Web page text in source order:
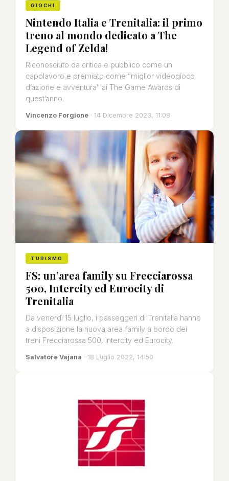
GIOCHI
Nintendo Italia e Trenitalia: il primo
treno al mondo dedicato a The
Legend of Zelda!
Riconosciuto da critica e pubblico come un
capolavoro e premiato come “miglior videogioco
d’azione e avventura” ai The Game Awards di
quest’anno.
Vincenzo Forgione · 14 Dicembre 2023, 11:08
TURISMO
FS: un’area family su Frecciarossa
500, Intercity ed Eurocity di
Trenitalia
Da venerdì 15 luglio, i passeggeri di Trenitalia hanno
a disposizione la nuova area family a bordo dei
treni Frecciarossa 500, Intercity ed Eurocity.
Salvatore Vajana · 18 Luglio 2022, 14:50